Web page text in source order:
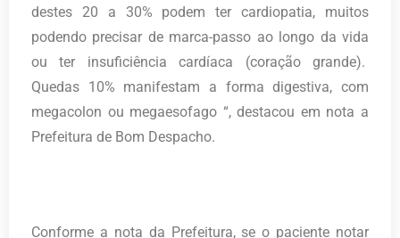
destes 20 a 30% podem ter cardiopatia, muitos
podendo precisar de marca-passo ao longo da vida
ou ter insuficiência cardíaca (coração grande).
Quedas 10% manifestam a forma digestiva, com
megacolon ou megaesofago “, destacou em nota a
Prefeitura de Bom Despacho.
Conforme a nota da Prefeitura, se o paciente notar